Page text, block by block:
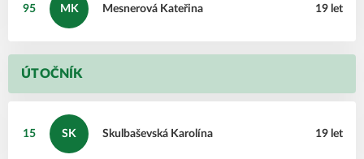
95 MK Kateřina
Mesnerová 19 let
ÚTOČNÍK
15 SK Karolína
Skulbaševská 19 let